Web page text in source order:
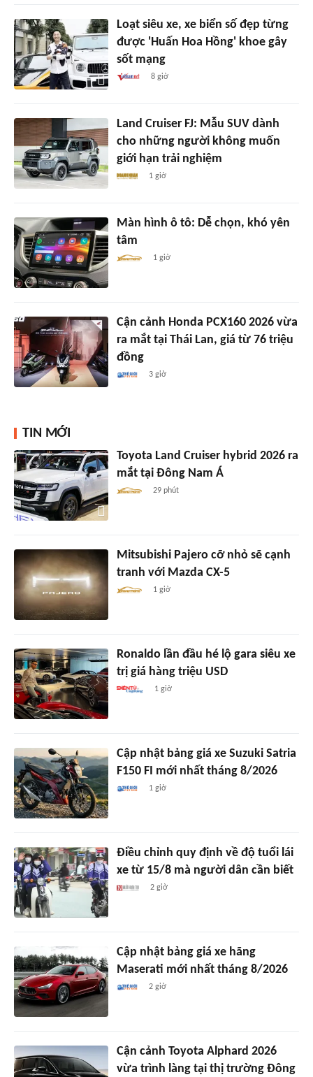
Loạt siêu xe, xe biển số đẹp từng
được 'Huấn Hoa Hồng' khoe gây
sốt mạng
8 giờ
Land Cruiser FJ: Mẫu SUV dành
cho những người không muốn
giới hạn trải nghiệm
1 giờ
Màn hình ô tô: Dễ chọn, khó yên
tâm
1 giờ
Cận cảnh Honda PCX160 2026 vừa
ra mắt tại Thái Lan, giá từ 76 triệu
đồng
3 giờ
TIN MỚI
Toyota Land Cruiser hybrid 2026 ra
mắt tại Đông Nam Á
29 phút
Mitsubishi Pajero cỡ nhỏ sẽ cạnh
tranh với Mazda CX-5
1 giờ
Ronaldo lần đầu hé lộ gara siêu xe
trị giá hàng triệu USD
1 giờ
Cập nhật bảng giá xe Suzuki Satria
F150 FI mới nhất tháng 8/2026
1 giờ
Điều chỉnh quy định về độ tuổi lái
xe từ 15/8 mà người dân cần biết
2 giờ
Cập nhật bảng giá xe hãng
Maserati mới nhất tháng 8/2026
2 giờ
Cận cảnh Toyota Alphard 2026
vừa trình làng tại thị trường Đông